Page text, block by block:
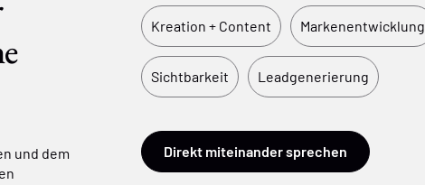
und dem
Kreation + Content Markenentwicklung
Sichtbarkeit Leadgenerierung
Direkt miteinander sprechen